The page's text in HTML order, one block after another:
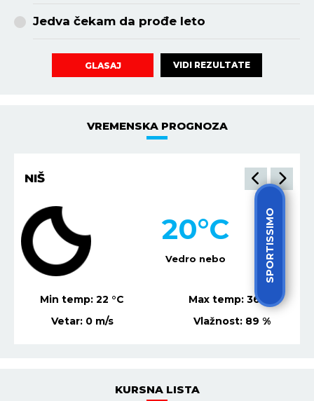
SPORTISSIMO
Jedva čekam da prođe leto
GLASAJ VIDI REZULTATE
VREMENSKA PROGNOZA
NIŠ
Vedro nebo
20°C
Min temp:22 °C Max temp: 36 °C
Vetar: 0 m/s Vlažnost: 89 %
KURSNA LISTA